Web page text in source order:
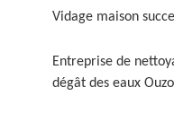
Vidage maison
Entreprise de
dégât des eaux